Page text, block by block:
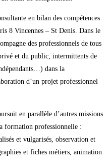
en bilan des compétences
8 Vincennes – St Denis. Dans le
des professionnels de tous
et du public, intermittents de
dans la
d’un projet professionnel
en parallèle d’autres missions
formation professionnelle :
et vulgarisés, observation et
et fiches métiers, animation